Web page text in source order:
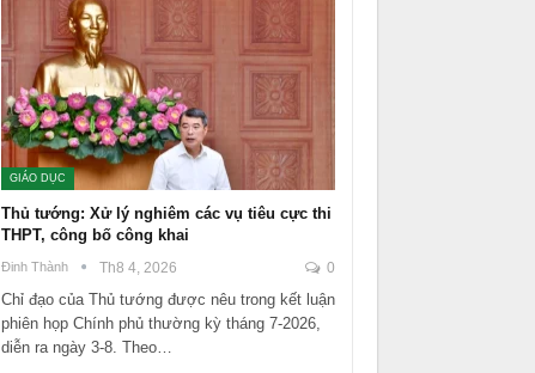
GIÁO DỤC
Thủ tướng: Xử lý nghiêm các vụ tiêu cực thi
THPT, công bố công khai
Đinh Thành Th8 4, 2026 0
Chỉ đạo của Thủ tướng được nêu trong kết luận
phiên họp Chính phủ thường kỳ tháng 7-2026,
diễn ra ngày 3-8. Theo…